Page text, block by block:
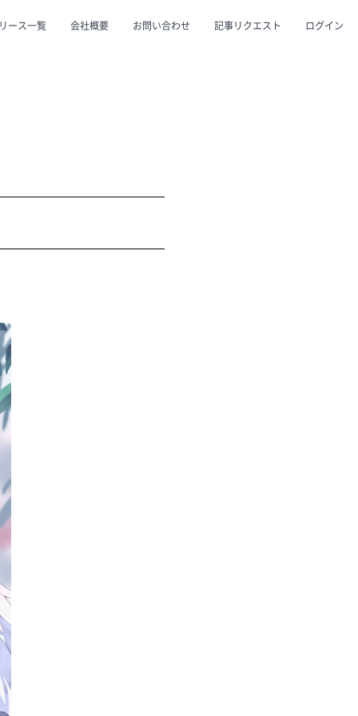
ース一覧 会社概要 お問い合わせ 記事リクエスト ログイン